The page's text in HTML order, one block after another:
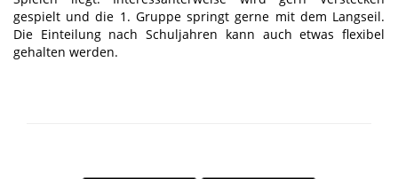
gespielt und die 1. Gruppe springt gerne mit dem Langseil.
Die Einteilung nach Schuljahren kann auch etwas flexibel
gehalten werden.